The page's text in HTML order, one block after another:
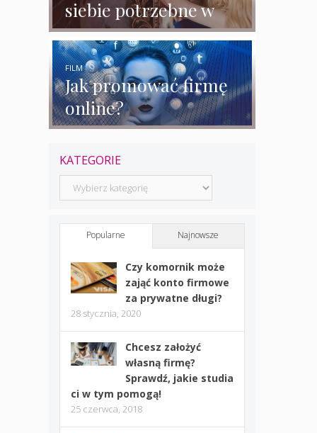
siebie potrzebne w
biznesie?
Jak promować firmę
online?
FILM
KATEGORIE
Kategorie
Popularne Najnowsze
Czy komornik może
zająć konto firmowe
za prywatne długi?
28 stycznia, 2020
Chcesz założyć
własną firmę?
Sprawdź, jakie studia
ci w tym pomogą!
25 czerwca, 2018